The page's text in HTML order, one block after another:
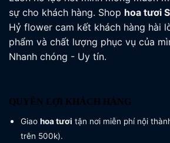
sự cho khách hàng. Shop hoa tươi
Hỷ flower cam kết khách hàng hài
phẩm và chất lượng phục vụ của
Nhanh chóng - Uy tín.
QUYỀN LỢI KHÁCH HÀNG
Giao hoa tươi tận nơi miễn phí nội
trên 500k).